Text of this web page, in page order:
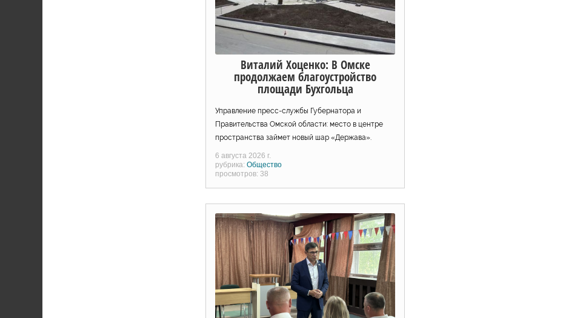
Виталий Хоценко: В Омске
продолжаем благоустройство
площади Бухгольца
Управление пресс-службы Губернатора и
Правительства Омской области: место в центре
пространства займет новый шар «Держава».
6 августа 2026 г.
рубрика: Общество
просмотров: 38